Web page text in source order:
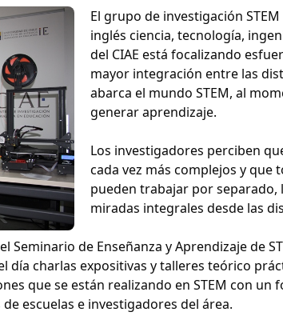
El grupo de investigación
inglés ciencia, tecnología,
del CIAE está focalizando
mayor integración entre las
abarca el mundo STEM, al
generar aprendizaje.
Los investigadores perciben
cada vez más complejos y que
pueden trabajar por separado,
miradas integrales desde las
Seminario de Enseñanza y Aprendizaje de
día charlas expositivas y talleres teórico
que se están realizando en STEM con un
escuelas e investigadores del área.